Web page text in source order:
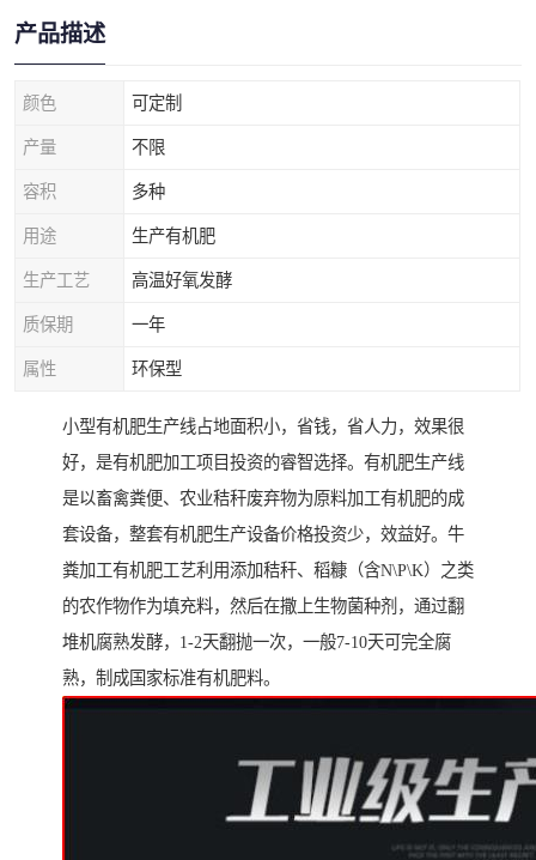
产品描述
颜色 可定制
产量 不限
容积 多种
用途 生产有机肥
生产工艺 高温好氧发酵
质保期 一年
属性 环保型
小型有机肥生产线占地面积小，省钱，省人力，效果很
好，是有机肥加工项目投资的睿智选择。有机肥生产线
是以畜禽粪便、农业秸秆废弃物为原料加工有机肥的成
套设备，整套有机肥生产设备价格投资少，效益好。牛
粪加工有机肥工艺利用添加秸秆、稻糠（含N\P\K）之类
的农作物作为填充料，然后在撒上生物菌种剂，通过翻
堆机腐熟发酵，1-2天翻抛一次，一般7-10天可完全腐
熟，制成国家标准有机肥料。